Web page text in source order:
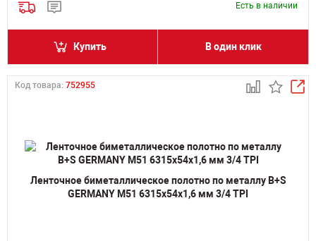
Есть в наличии
Купить В один клик
Код товара: 752955
Ленточное биметаллическое полотно по металлу B+S
GERMANY M51 6315х54х1,6 мм 3/4 TPI